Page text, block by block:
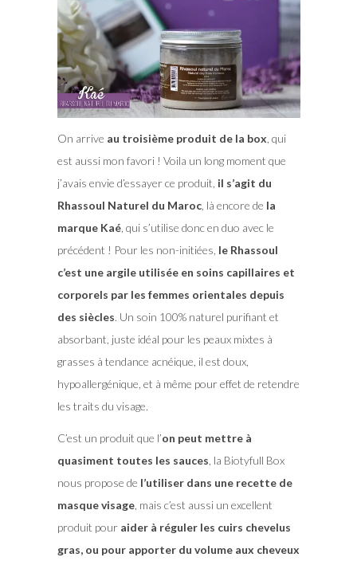
On arrive au troisième produit de la box , qui
est aussi mon favori ! Voila un long moment que
j’avais envie d’essayer ce produit, il s’agit du
Rhassoul Naturel du Maroc, là encore de la
marque Kaé, qui s’utilise donc en duo avec le
précédent ! Pour les non-initiées, le Rhassoul
c’est une argile utilisée en soins capillaires et
corporels par les femmes orientales depuis
des siècles. Un soin 100% naturel purifiant et
absorbant, juste idéal pour les peaux mixtes à
grasses à tendance acnéique, il est doux,
hypoallergénique, et à même pour effet de retendre
les traits du visage.
C’est un produit que l’on peut mettre à
quasiment toutes les sauces , la Biotyfull Box
nous propose de l’utiliser dans une recette de
masque visage, mais c’est aussi un excellent
produit pouraider à réguler les cuirs chevelus
gras, ou pour apporter du volume aux cheveux